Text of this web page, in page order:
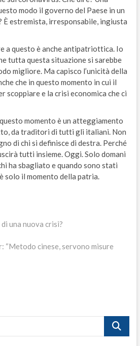
modo il governo del Paese in un
È estremista, irresponsabile, ingiusta
a questo è anche antipatriottica. Io
tutta questa situazione si sarebbe
migliore. Ma capisco l’unicità della
che in questo momento in cui il
scoppiare e la crisi economica che ci
momento è un atteggiamento
da traditori di tutti gli italiani. Non
di chi si definisce di destra. Perché
tutti insieme. Oggi. Solo domani
ha sbagliato e quando sono stati
il momento della patria.
una nuova crisi?
“Metodo cinese, servono misure
Cerca